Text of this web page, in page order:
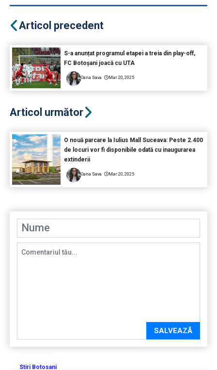
Articol precedent
S-a anunțat programul etapei a treia din play-off,
FC Botoșani joacă cu UTA
Oana Sava Mar 20, 2025
Articol următor
O nouă parcare la Iulius Mall Suceava: Peste 2.400
de locuri vor fi disponibile odată cu inaugurarea
extinderii
Oana Sava Mar 20, 2025
SALVEAZĂ
Stiri Botosani